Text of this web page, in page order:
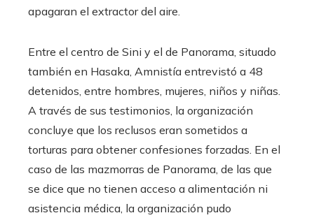
apagaran el extractor del aire.
Entre el centro de Sini y el de Panorama, situado
también en Hasaka, Amnistía entrevistó a 48
detenidos, entre hombres, mujeres, niños y niñas.
A través de sus testimonios, la organización
concluye que los reclusos eran sometidos a
torturas para obtener confesiones forzadas. En el
caso de las mazmorras de Panorama, de las que
se dice que no tienen acceso a alimentación ni
asistencia médica, la organización pudo